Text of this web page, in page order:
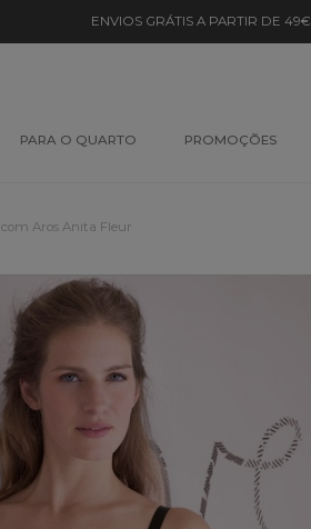
ENVIOS GRÁTIS A PARTIR DE 49€
PARA O QUARTO PROMOÇÕES
Aros Anita Fleur